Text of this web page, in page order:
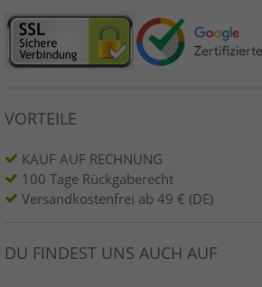
VORTEILE
KAUF AUF RECHNUNG
100 Tage Rückgaberecht
Versandkostenfrei ab 49 € (DE)
DU FINDEST UNS AUCH AUF